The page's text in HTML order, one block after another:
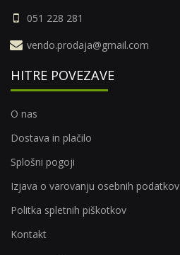
051 228 281
vendo.prodaja@gmail.com
HITRE POVEZAVE
O nas
Dostava in plačilo
Splošni pogoji
Izjava o varovanju osebnih podatkov
Politka spletnih piškotkov
Kontakt